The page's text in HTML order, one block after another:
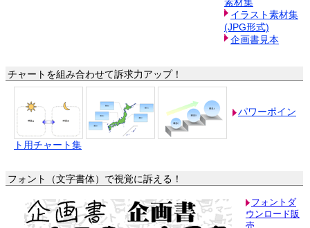
イラスト素材集
(JPG形式)
企画書見本
チャートを組み合わせて訴求力アップ！
パワーポイン
ト用チャート集
フォント（文字書体）で視覚に訴える！
フォントダ
ウンロード販
売